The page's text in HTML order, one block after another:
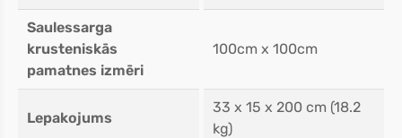
Saulessarga
krusteniskās
pamatnes izmēri
100cm x 100cm
Lepakojums
33 x 15 x 200 cm (18.2
kg)